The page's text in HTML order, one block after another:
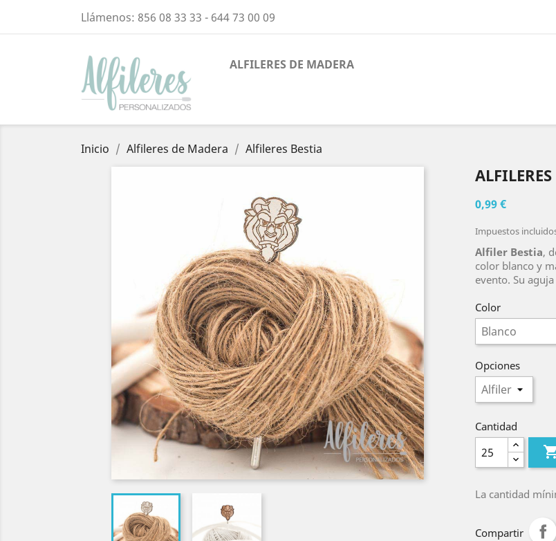
Llámenos: 856 08 33 33 - 644 73 00 09
ALFILERES DE MADERA
Inicio Alfileres de Madera Alfileres Bestia
0,99 €
Impuestos
Alfiler Bestia,
color blanco y
evento. Su
Color
Opciones
Cantidad
La cantidad
Compartir